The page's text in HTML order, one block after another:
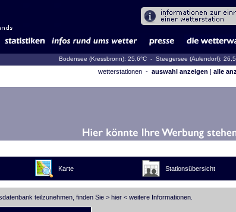
Bodensee (Kressbronn): 25,6°C - Steegersee (Aulendorf):
wetterstationen - auswahl anzeigen | alle
Karte Stationsübersicht
teilzunehmen, finden Sie > hier< weitere Informationen.